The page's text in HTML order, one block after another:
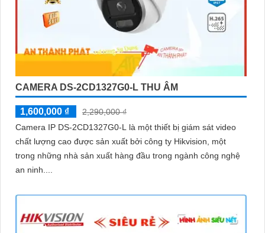
CAMERA DS-2CD1327G0-L THU ÂM
1,600,000 ₫
2,290,000 ₫
Camera IP DS-2CD1327G0-L là một thiết bị giám sát video
chất lượng cao được sản xuất bởi công ty Hikvision, một
trong những nhà sản xuất hàng đầu trong ngành công nghệ
an ninh....